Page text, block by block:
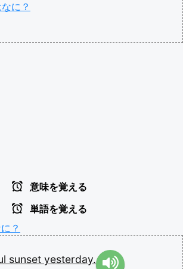
に？
意味を覚える
単語を覚える
？
sunset yesterday.